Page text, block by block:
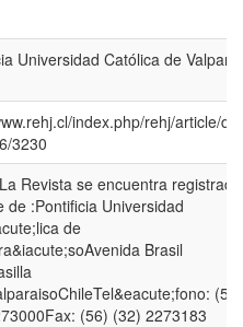
Universidad Católica de
index.php/rehj/article/
3230
Revista se encuentra
de :Pontificia Universidad
de
Brasil
(56)
(56) (32) 2273183